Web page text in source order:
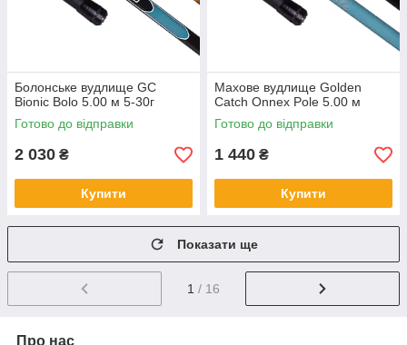
Болонське вудлище GC
Bionic Bolo 5.00 м 5-30г
Готово до відправки
2 030 ₴
Купити
Махове вудлище Golden
Catch Onnex Pole 5.00 м
Готово до відправки
1 440 ₴
Купити
Показати ще
1 / 16
Про нас